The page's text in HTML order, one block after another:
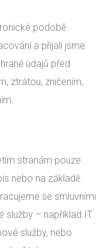
podobě.
a přijali jsme
údajů před
ztrátou, zničením,
stranám pouze
nebo na základě
se smluvními
služby – například IT
služby, nebo